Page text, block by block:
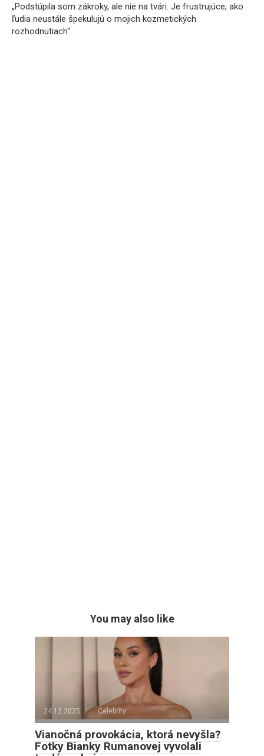
„Podstúpila som zákroky, ale nie na tvári. Je frustrujúce, ako
ľudia neustále špekulujú o mojich kozmetických
rozhodnutiach“.
You may also like
24.12.2025 Celebrity
Vianočná provokácia, ktorá nevyšla?
Fotky Bianky Rumanovej vyvolali